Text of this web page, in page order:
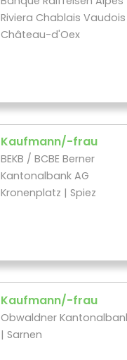
Riviera Chablais Vaudois
Château-d'Oex
Kaufmann/-frau
BEKB / BCBE Berner
Kantonalbank AG
Kronenplatz | Spiez
Kaufmann/-frau
Obwaldner
| Sarnen